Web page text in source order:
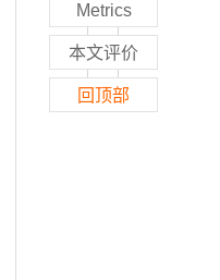
Metrics
本文评价
回顶部